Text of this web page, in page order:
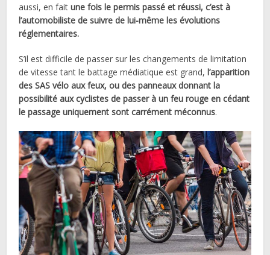
aussi, en faitune fois le permis passé et réussi, c’est à
l’automobiliste de suivre de lui-même les évolutions
réglementaires.
S’il est difficile de passer sur les changements de limitation
de vitesse tant le battage médiatique est grand,l’apparition
des SAS vélo aux feux, ou des panneaux donnant la
possibilité aux cyclistes de passer à un feu rouge en cédant
le passage uniquement sont carrément méconnus.